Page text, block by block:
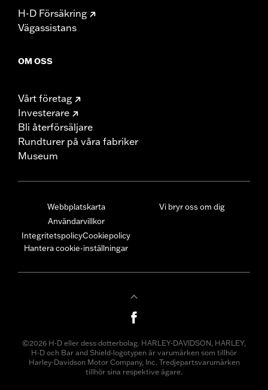
H-D Försäkring
Vägassistans
OM OSS
Vårt företag
Investerare
Bli återförsäljare
Rundturer på våra fabriker
Museum
Webbplatskarta
Användarvillkor
IntegritetspolicyCookiepolicy
Hantera cookie-inställningar
Vi bryr oss om dig
©2026 H-D eller dess dotterbolag. HARLEY-DAVIDSON, HARLEY,
H-D och Bar and Shield-logotypen är varumärken som tillhör
Harley-Davidson Motor Company, Inc. Tredjepartsvarumärken
tillhör sina respektive ägare.